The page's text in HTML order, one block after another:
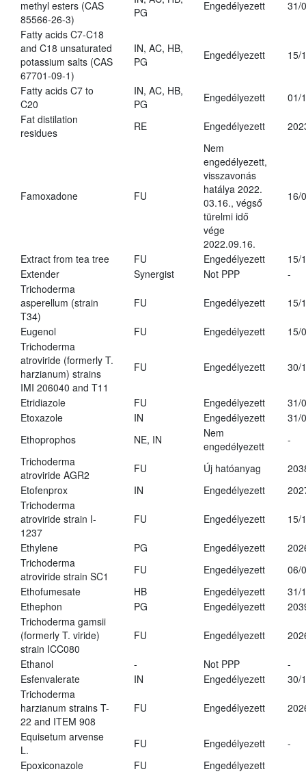
methyl esters (CAS
85566-26-3)
PG
Engedélyezett 31/
Fatty acids C7-C18
and C18 unsaturated
potassium salts (CAS
67701-09-1)
IN, AC, HB,
PG
Engedélyezett 15/
Fatty acids C7 to
C20
IN, AC, HB,
PG
Engedélyezett
01/
Fat distilation
residues
RE Engedélyezett
Famoxadone FU
Nem
engedélyezett,
visszavonás
hatálya 2022.
03.16., végső
türelmi idő
vége
2022.09.16.
16/
Extract from tea tree FU Engedélyezett
15/
Extender
Synergist Not PPP
-
Trichoderma
asperellum (strain
T34)
FU Engedélyezett 15/
Eugenol FU Engedélyezett
15/
Trichoderma
atroviride (formerly T.
harzianum) strains
IMI 206040 and T11
FU Engedélyezett 30/
Etridiazole FU Engedélyezett
31/
Etoxazole
IN Engedélyezett
31/
Ethoprophos
NE, IN
Nem
engedélyezett
-
Trichoderma
atroviride AGR2
FU Új hatóanyag
Etofenprox
IN Engedélyezett
Trichoderma
atroviride strain I-
1237
FU Engedélyezett 15/
Ethylene PG Engedélyezett
Trichoderma
atroviride strain SC1
FU Engedélyezett
06/
Ethofumesate
HB Engedélyezett
31/
Ethephon
PG Engedélyezett
Trichoderma gamsii
(formerly T. viride)
strain ICC080
FU Engedélyezett
Ethanol - Not PPP
-
Esfenvalerate
IN Engedélyezett
30/
Trichoderma
harzianum strains T-
22 and ITEM 908
FU Engedélyezett
Equisetum arvense
L.
FU Engedélyezett
-
Epoxiconazole
FU
Engedélyezett